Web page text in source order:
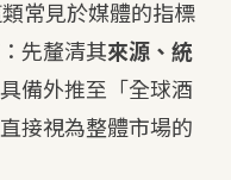
常見於媒體的指標
先釐清其來源、統
備外推至「全球酒
接視為整體市場的